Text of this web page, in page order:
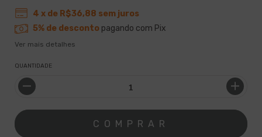
4 x de R$36,88 sem juros
5% de desconto pagando com Pix
Ver mais detalhes
QUANTIDADE